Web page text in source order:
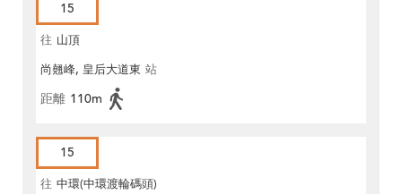
15
往 山頂
尚翹峰, 皇后大道東 站
距離 110m
15
往 中環(中環渡輪碼頭)